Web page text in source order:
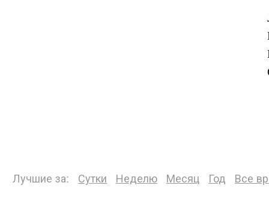
Лучшие за: Сутки Неделю Месяц Год Все